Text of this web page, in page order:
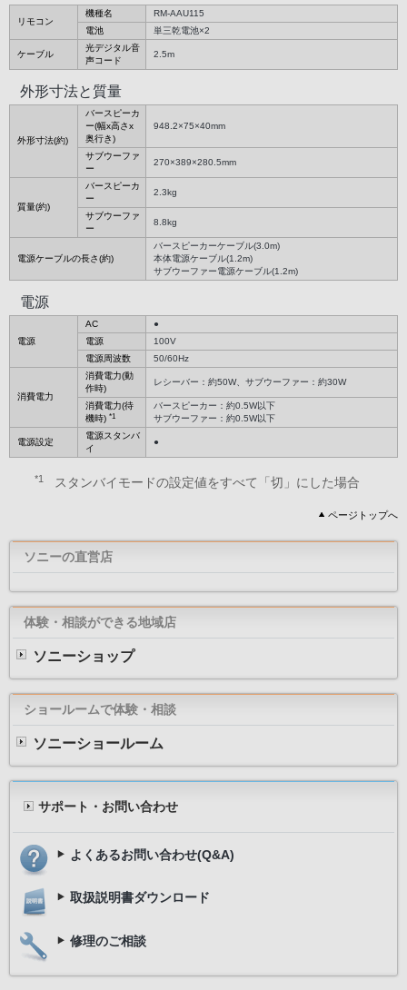
リモコン
機種名
RM-AAU115
電池
単三乾電池×2
ケーブル
光デジタル音
声コード
2.5m
外形寸法と質量
外形寸法(約)
バースピーカ
ー(幅x高さx
奥行き)
948.2×75×40mm
サブウーファ
ー
270×389×280.5mm
質量(約)
バースピーカ
ー
2.3kg
サブウーファ
ー
8.8kg
電源ケーブルの長さ(約)
バースピーカーケーブル(3.0m)
本体電源ケーブル(1.2m)
サブウーファー電源ケーブル(1.2m)
電源
電源
AC
●
電源
100V
電源周波数
50/60Hz
消費電力
消費電力(動
作時)
レシーバー：約50W、サブウーファー：約30W
消費電力(待
機時) *1
バースピーカー：約0.5W以下
サブウーファー：約0.5W以下
電源設定
電源スタンバ
イ
●
*1 スタンバイモードの設定値をすべて「切」にした場合
ページトップへ
ソニーの直営店
体験・相談ができる地域店
ソニーショップ
ショールームで体験・相談
ソニーショールーム
サポート・お問い合わせ
よくあるお問い合わせ(Q&A)
取扱説明書ダウンロード
修理のご相談